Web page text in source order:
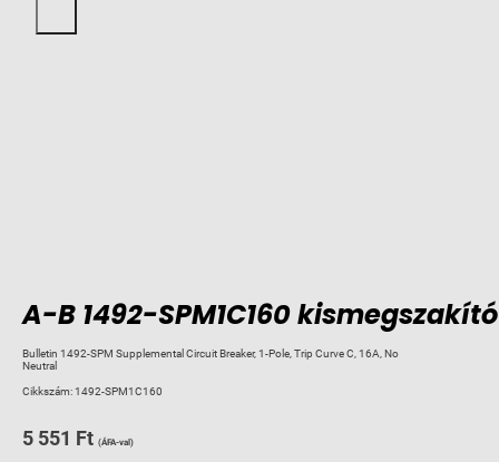
A-B 1492-SPM1C160 kismegszakító
Bulletin 1492-SPM Supplemental Circuit Breaker, 1-Pole, Trip Curve C, 16A, No
Neutral
Cikkszám:1492-SPM1C160
5 551 Ft (ÁFA-val)